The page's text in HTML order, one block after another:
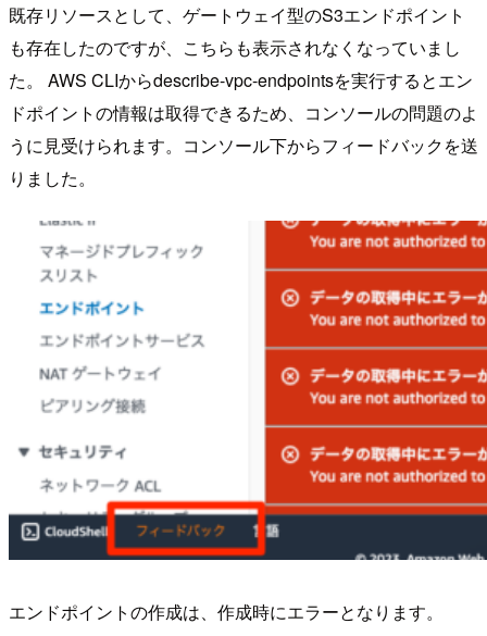
既存リソースとして、ゲートウェイ型のS3エンドポイント
も存在したのですが、こちらも表示されなくなっていまし
た。 AWS CLIからdescribe-vpc-endpointsを実行するとエン
ドポイントの情報は取得できるため、コンソールの問題のよ
うに見受けられます。コンソール下からフィードバックを送
りました。
エンドポイントの作成は、作成時にエラーとなります。